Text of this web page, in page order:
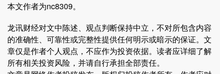
本文作者为nc8309。
龙讯财经对文中陈述、观点判断保持中立，不对所包含内容
的准确性、可靠性或完整性提供任何明示或暗示的保证。文
章仅是作者个人观点，不应作为投资依据。读者应详细了解
所有相关投资风险，并请自行承担全部责任。